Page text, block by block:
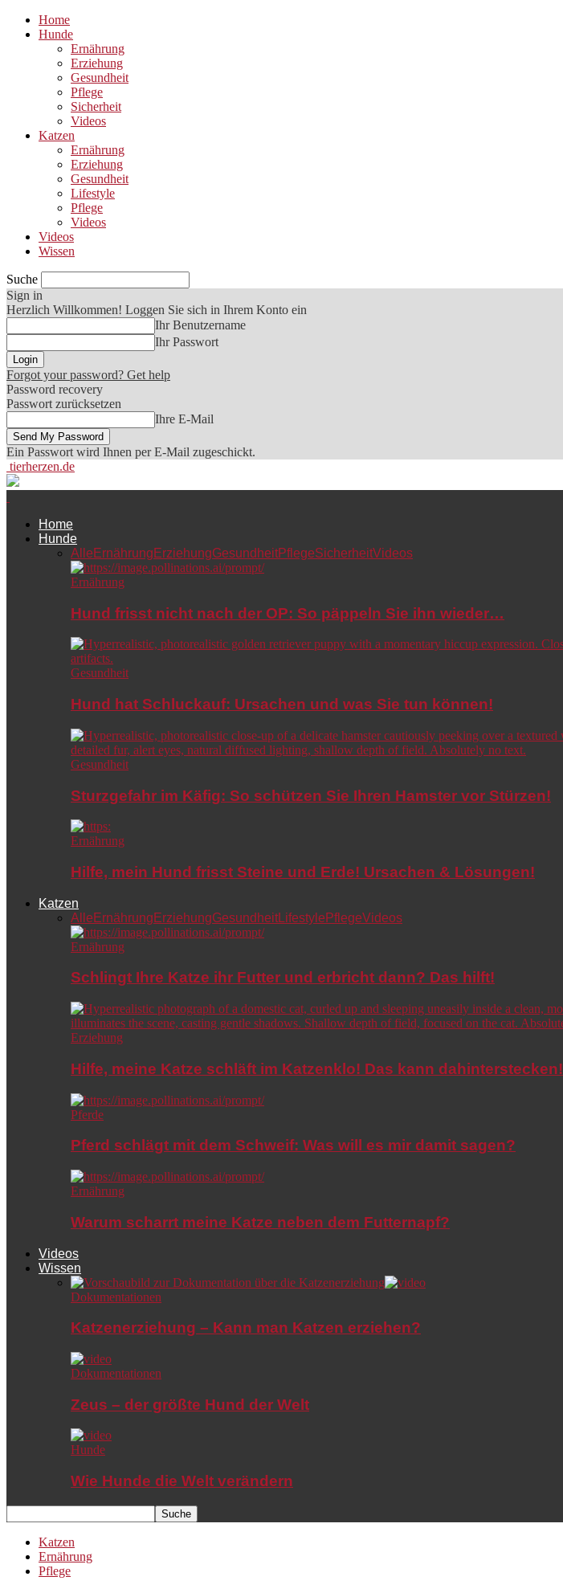
Home
Hunde
Ernährung
Erziehung
Gesundheit
Pflege
Sicherheit
Videos
Katzen
Ernährung
Erziehung
Gesundheit
Lifestyle
Pflege
Videos
Videos
Wissen
Suche
Sign in
Herzlich Willkommen! Loggen Sie sich in Ihrem Konto ein
Ihr Benutzername
Ihr Passwort
Forgot your password? Get help
Password recovery
Passwort zurücksetzen
Ihre E-Mail
Ein Passwort wird Ihnen per E-Mail zugeschickt.
tierherzen.de
Home
Hunde
Alle Ernährung ErziehungGesundheitPflegeSicherheitVideos
Ernährung
Hund frisst nicht nach der OP: So päppeln Sie ihn wieder…
Gesundheit
Hund hat Schluckauf: Ursachen und was Sie tun können!
Gesundheit
Sturzgefahr im Käfig: So schützen Sie Ihren Hamster vor Stürzen!
Ernährung
Hilfe, mein Hund frisst Steine und Erde! Ursachen & Lösungen!
Katzen
Alle Ernährung ErziehungGesundheitLifestyle PflegeVideos
Ernährung
Schlingt Ihre Katze ihr Futter und erbricht dann? Das hilft!
Erziehung
Hilfe, meine Katze schläft im Katzenklo! Das kann dahinterstecken!
Pferde
Pferd schlägt mit dem Schweif: Was will es mir damit sagen?
Ernährung
Warum scharrt meine Katze neben dem Futternapf?
Videos
Wissen
Dokumentationen
Katzenerziehung – Kann man Katzen erziehen?
Dokumentationen
Zeus – der größte Hund der Welt
Hunde
Wie Hunde die Welt verändern
Katzen
Ernährung
Pflege